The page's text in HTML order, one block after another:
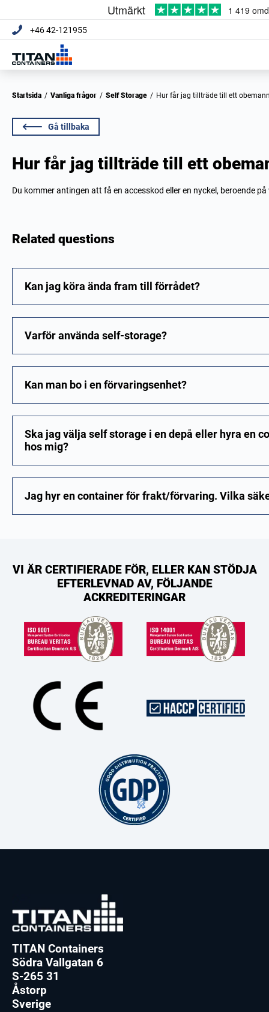
+46 42-121955
Startsida / Vanliga frågor / Self Storage / Hur får jag tillträde till ett
Gå tillbaka
Hur får jag tillträde till ett
Du kommer antingen att få en accesskod eller en nyckel, beroende
Related questions
Kan jag köra ända fram till förrådet?
Varför använda self-storage?
Kan man bo i en förvaringsenhet?
Ska jag välja self storage i en depå eller hyra en
hos mig?
Jag hyr en container för frakt/förvaring. Vilka
VI ÄR CERTIFIERADE FÖR, ELLER KAN STÖDJA
EFTERLEVNAD AV, FÖLJANDE
ACKREDITERINGAR
TITAN Containers
Södra Vallgatan 6
S-265 31
Åstorp
Sverige